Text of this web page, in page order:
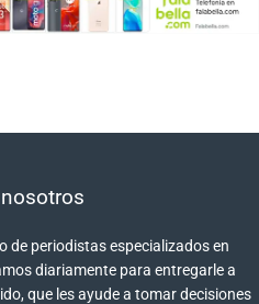
de periodistas especializados en
diariamente para entregarle a
que les ayude a tomar decisiones